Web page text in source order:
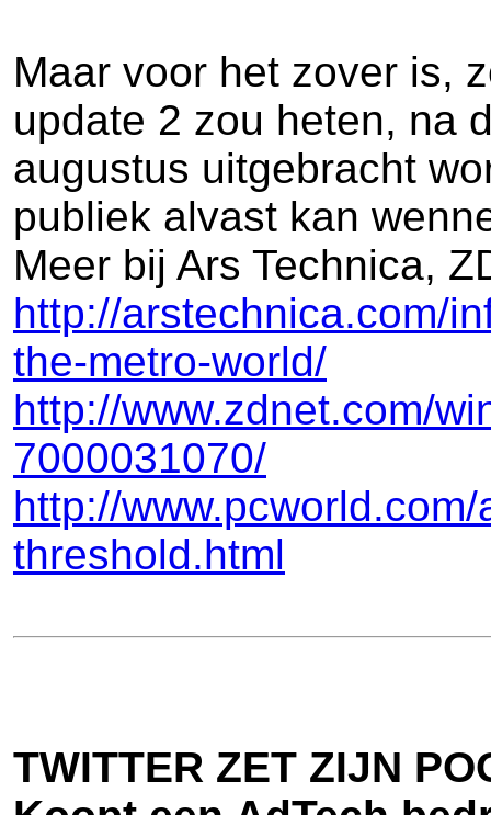
Maar voor het zover is,
update 2 zou heten, na
augustus uitgebracht
publiek alvast kan
Meer bij Ars Technica,
http://arstechnica.com/
the-metro-world/
http://www.zdnet.com/
7000031070/
http://
threshold.html
TWITTER ZET ZIJN